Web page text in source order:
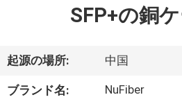
ダ
ク
SFP+の銅
起源の場所: 中国
ブランド名: NuFiber